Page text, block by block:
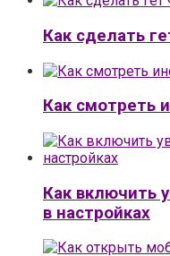
Как сделать
Как смотреть
Как включить
в настройках